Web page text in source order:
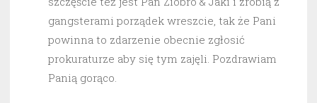
gangsterami porządek wreszcie, tak że Pani
powinna to zdarzenie obecnie zgłosić
prokuraturze aby się tym zajęli. Pozdrawiam
Panią gorąco.